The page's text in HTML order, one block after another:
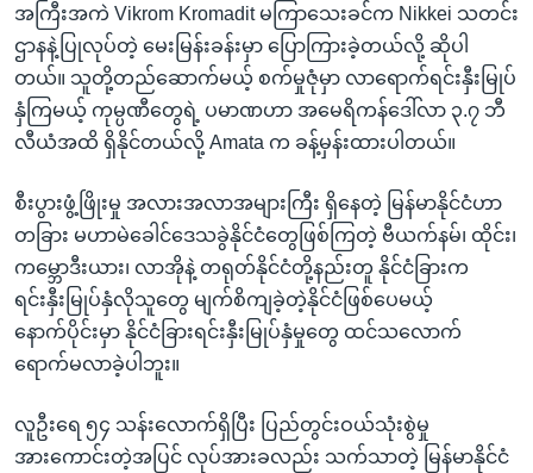
အကြီးအကဲ Vikrom Kromadit မကြာသေးခင်က Nikkei သတင်း
ဌာနနဲ့ပြုလုပ်တဲ့ မေးမြန်းခန်းမှာ ပြောကြားခဲ့တယ်လို့ ဆိုပါ
တယ်။ သူတို့တည်ဆောက်မယ့် စက်မှုဇုံမှာ လာရောက်ရင်းနှီးမြုပ်
နှံကြမယ့် ကုမ္ပဏီတွေရဲ့ ပမာဏဟာ အမေရိကန်ဒေါ်လာ ၃.၇ ဘီ
လီယံအထိ ရှိနိုင်တယ်လို့ Amata က ခန့်မှန်းထားပါတယ်။
စီးပွားဖွံ့ဖြိုးမှု အလားအလာအများကြီး ရှိနေတဲ့ မြန်မာနိုင်ငံဟာ
တခြား မဟာမဲခေါင်ဒေသခွဲနိုင်ငံတွေဖြစ်ကြတဲ့ ဗီယက်နမ်၊ ထိုင်း၊
ကမ္ဘောဒီးယား၊ လာအိုနဲ့ တရုတ်နိုင်ငံတို့နည်းတူ နိုင်ငံခြားက
ရင်းနှီးမြုပ်နှံလိုသူတွေ မျက်စိကျခဲ့တဲ့နိုင်ငံဖြစ်ပေမယ့်
နောက်ပိုင်းမှာ နိုင်ငံခြားရင်းနှီးမြုပ်နှံမှုတွေ ထင်သလောက်
ရောက်မလာခဲ့ပါဘူး။
လူဦးရေ ၅၄ သန်းလောက်ရှိပြီး ပြည်တွင်းဝယ်သုံးစွဲမှု
အားကောင်းတဲ့အပြင် လုပ်အားခလည်း သက်သာတဲ့ မြန်မာနိုင်ငံ